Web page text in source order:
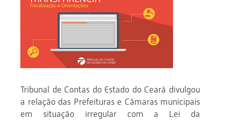
Tribunal de Contas do Estado do Ceará divulgou
a relação das Prefeituras e Câmaras municipais
em situação irregular com a Lei da